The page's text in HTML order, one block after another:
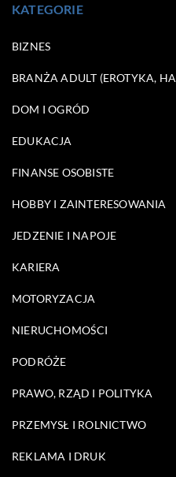
KATEGORIE
BIZNES
BRANŻA ADULT (EROTYKA,
DOM I OGRÓD
EDUKACJA
FINANSE OSOBISTE
HOBBY I ZAINTERESOWANIA
JEDZENIE I NAPOJE
KARIERA
MOTORYZACJA
NIERUCHOMOŚCI
PODRÓŻE
PRAWO, RZĄD I POLITYKA
PRZEMYSŁ I ROLNICTWO
REKLAMA I DRUK